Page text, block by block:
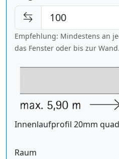
Empfehlung: Mindestens an
das Fenster oder bis zur Wand.
Innenlaufprofil 20mm
Raum